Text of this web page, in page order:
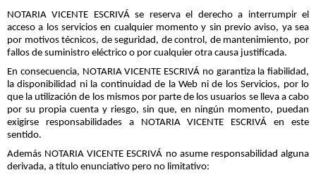
NOTARIA VICENTE ESCRIVÁ se reserva el derecho a interrumpir el
acceso a los servicios en cualquier momento y sin previo aviso, ya sea
por motivos técnicos, de seguridad, de control, de mantenimiento, por
fallos de suministro eléctrico o por cualquier otra causa justificada.
En consecuencia, NOTARIA VICENTE ESCRIVÁ no garantiza la fiabilidad,
la disponibilidad ni la continuidad de la Web ni de los Servicios, por lo
que la utilización de los mismos por parte de los usuarios se lleva a cabo
por su propia cuenta y riesgo, sin que, en ningún momento, puedan
exigirse responsabilidades a NOTARIA VICENTE ESCRIVÁ en este
sentido.
Además NOTARIA VICENTE ESCRIVÁ no asume responsabilidad alguna
derivada, a título enunciativo pero no limitativo: